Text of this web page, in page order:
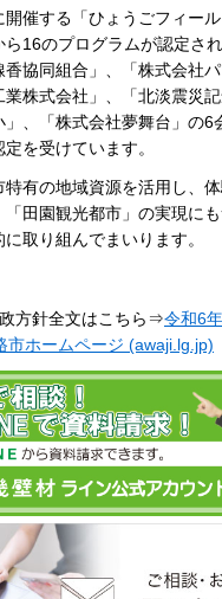
催する「ひょうごフィール
ら16のプログラムが認定さ
協同組合」、「株式会社パ
業株式会社」、「北淡震災
」、「株式会社夢舞台」の6
を受けています。
特有の地域資源を活用し、
「田園観光都市」の実現に
に取り組んでまいります。
方針全文はこちら⇒令和6
市ホームページ (awaji.lg.jp)